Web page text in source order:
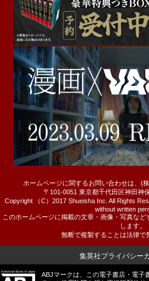
ホームページに関するお問い合わせは、(
〒101-0051 東京都千代田区神田神
Copyright （C）2017 Shueisha Inc. All Rights
without written
このホームページに掲載の文章・画像・写真な
します。
無断で複製することは法律で
集英社プライバシー
ABJマークは、この電子書店・電子